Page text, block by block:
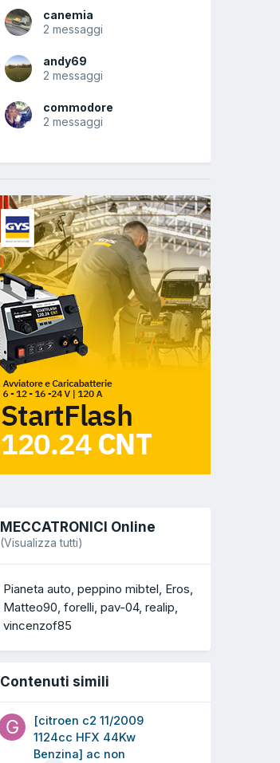
canemia
2 messaggi
andy69
2 messaggi
commodore
2 messaggi
MECCATRONICI Online
(Visualizza tutti)
Pianeta auto peppino mibtel Eros
Matteo90 forelli pav-04 realip
vincenzof85
Contenuti simili
[citroen c2 11/2009
1124cc HFX 44Kw
Benzina] ac non